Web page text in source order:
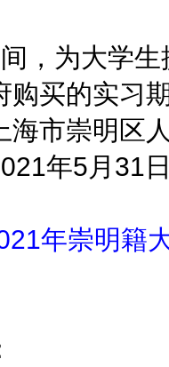
为大学生
购买的实习
海市崇明区
年5月31
年崇明籍